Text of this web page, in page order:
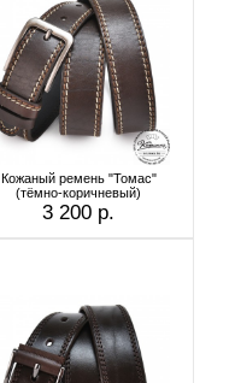
Кожаный ремень "Томас"
(тёмно-коричневый)
3 200 р.